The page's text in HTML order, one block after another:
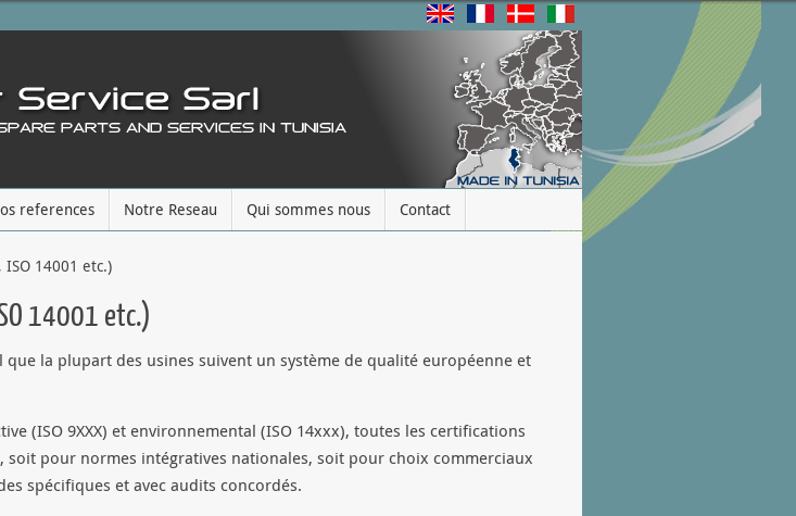
references Notre Reseau Qui sommes nous Contact
14001 etc.)
14001 etc.)
la plupart des usines suivent un système de qualité européenne et
(ISO 9XXX) et environnemental (ISO 14xxx), toutes les certifications
soit pour normes intégratives nationales, soit pour choix commerciaux
spécifiques et avec audits concordés.